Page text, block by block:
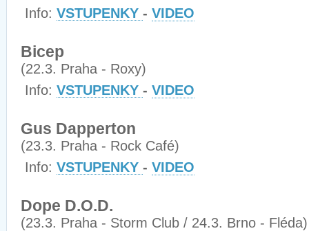
Info: VSTUPENKY - VIDEO
Bicep
(22.3. Praha - Roxy)
Info: VSTUPENKY - VIDEO
Gus Dapperton
(23.3. Praha - Rock Café)
Info: VSTUPENKY - VIDEO
Dope D.O.D.
(23.3. Praha - Storm Club / 24.3. Brno - Fléda)